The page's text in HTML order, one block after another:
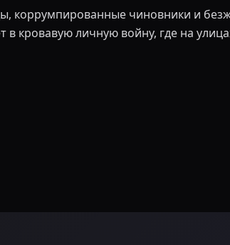
коррумпированные чиновники и
в кровавую личную войну, где на